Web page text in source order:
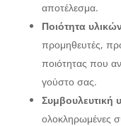
αποτέλεσμα.
Ποιότητα υλικών
προμηθευτές,
ποιότητας που
γούστο σας.
Συμβουλευτική
ολοκληρωμένες